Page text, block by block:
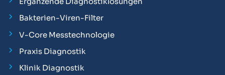
Bakterien-Viren-Filter
V-Core Messtechnologie
Praxis Diagnostik
Klinik Diagnostik